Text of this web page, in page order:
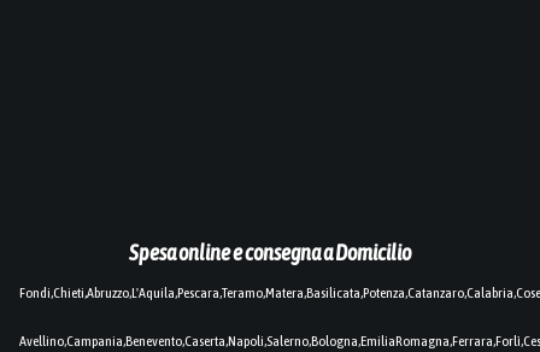
Spesa online e consegna a Domicilio